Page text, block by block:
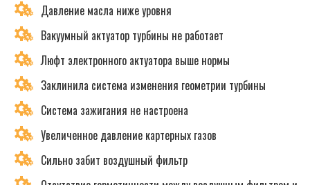
Давление масла ниже уровня
Вакуумный актуатор турбины не работает
Люфт электронного актуатора выше нормы
Заклинила система изменения геометрии турбины
Система зажигания не настроена
Увеличенное давление картерных газов
Сильно забит воздушный фильтр